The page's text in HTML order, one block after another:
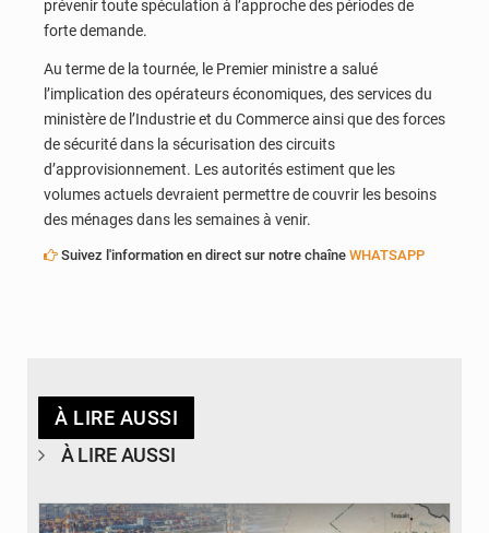
prévenir toute spéculation à l’approche des périodes de
forte demande.
Au terme de la tournée, le Premier ministre a salué
l’implication des opérateurs économiques, des services du
ministère de l’Industrie et du Commerce ainsi que des forces
de sécurité dans la sécurisation des circuits
d’approvisionnement. Les autorités estiment que les
volumes actuels devraient permettre de couvrir les besoins
des ménages dans les semaines à venir.
Suivez l'information en direct sur notre chaîne WHATSAPP
À LIRE AUSSI
À LIRE AUSSI
© JDM